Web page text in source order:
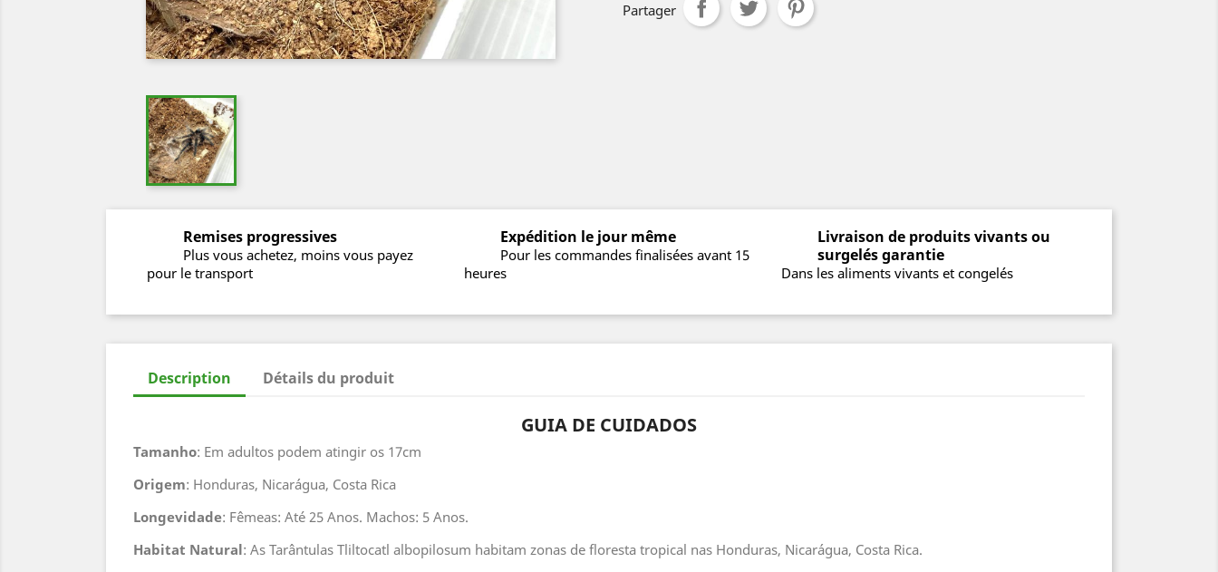
Partager
Remises progressives
Plus vous achetez, moins vous payez
pour le transport
Expédition le jour même
Pour les commandes finalisées avant 15
heures
Livraison de produits vivants ou
surgelés garantie
Dans les aliments vivants et congelés
Description Détails du produit
GUIA DE CUIDADOS
Tamanho: Em adultos podem atingir os 17cm
Origem: Honduras, Nicarágua, Costa Rica
Longevidade: Fêmeas: Até 25 Anos. Machos: 5 Anos.
Habitat Natural: As Tarântulas Tliltocatl albopilosum habitam zonas de floresta tropical nas Honduras, Nicarágua, Costa Rica.